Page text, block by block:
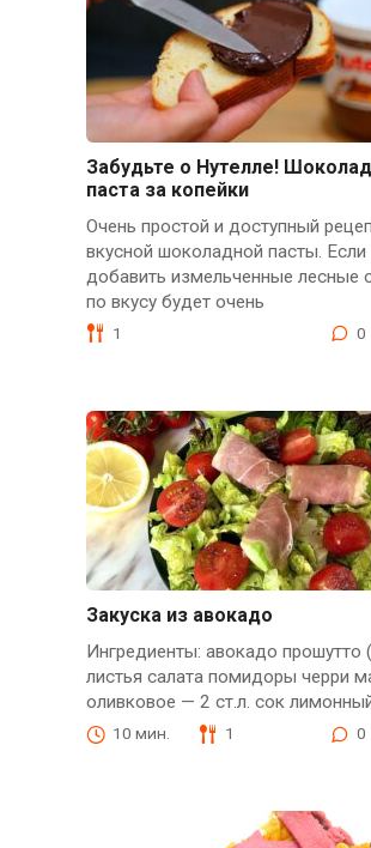
Забудьте о Нутелле!
паста за копейки
Очень простой и доступный
вкусной шоколадной пасты. Если
добавить измельченные лесные
по вкусу будет очень
1 0
Закуска из авокадо
Ингредиенты: авокадо прошутто
листья салата помидоры черри
оливковое — 2 ст.л. сок
10 мин. 1 0